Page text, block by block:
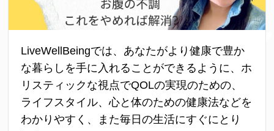
LiveWellBeingでは、あなたがより健康で豊か
な暮らしを手に入れることができるように、ホ
リスティックな視点でQOLの実現のための、
ライフスタイル、心と体のための健康法などを
わかりやすく、また毎日の生活にすぐにとり